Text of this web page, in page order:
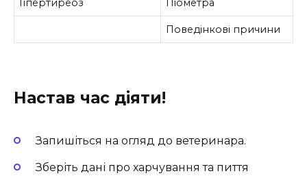
Поведінкові причини
Настав час діяти!
Запишіться на огляд до ветеринара.
Зберіть дані про харчування та пиття